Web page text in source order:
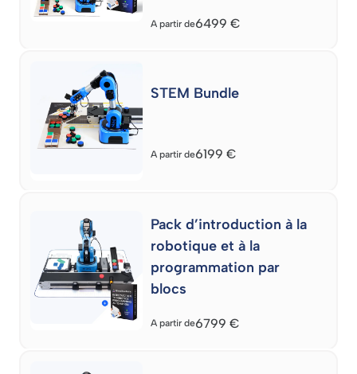
A partir de6499€
STEM Bundle
A partir de6199€
Pack d’introduction à la
robotique et à la
programmation par
blocs
A partir de6799€